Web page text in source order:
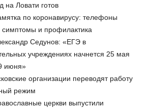
на Ловати готов
по коронавирусу: телефоны
симптомы и профилактика
Седунов: «ЕГЭ в
учреждениях начнется 25 мая
июня»
организации переводят работу
режим
церкви выпустили